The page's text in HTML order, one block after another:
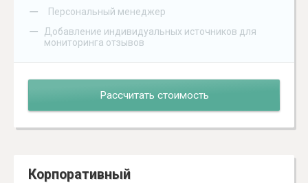
– Персональный менеджер
–
Добавление индивидуальных источников для
мониторинга отзывов
Рассчитать стоимость
Корпоративный